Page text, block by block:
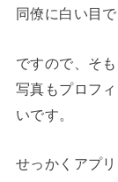
同僚に白い目
ですので、そ
写真もプロフ
いです。
せっかくアプ